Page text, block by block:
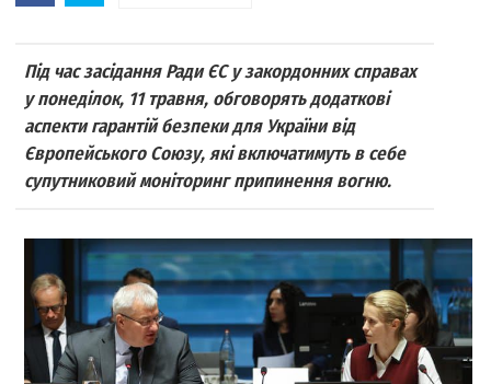
Під час засідання Ради ЄС у закордонних справах
у понеділок, 11 травня, обговорять додаткові
аспекти гарантій безпеки для України від
Європейського Союзу, які включатимуть в себе
супутниковий моніторинг припинення вогню.